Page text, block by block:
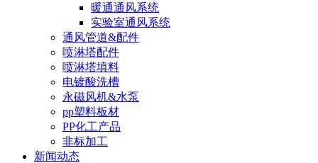
暖通通风系统
实验室通风系统
通风管道&配件
喷淋塔配件
喷淋塔填料
电镀酸洗槽
永磁风机&水泵
pp塑料板材
PP化工产品
非标加工
新闻动态